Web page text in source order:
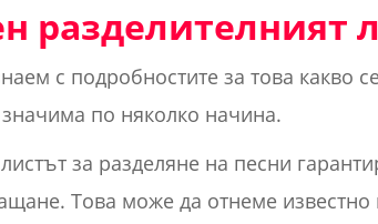
разделителният
с подробностите за това какво
по няколко начина.
за разделяне на песни
Това може да отнеме известно